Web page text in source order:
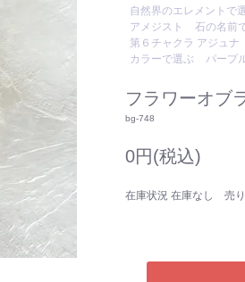
自然界のエレメントで
アメジスト
石の名前
第６チャクラ アジュナ
カラーで選ぶ
パープ
フラワーオブ
bg-748
0円(税込)
在庫状況 在庫なし 売